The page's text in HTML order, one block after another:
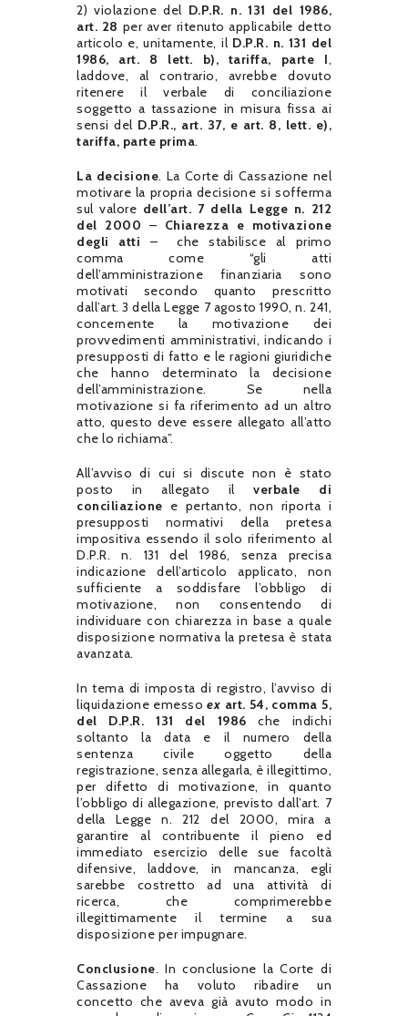
2) violazione del D.P.R. n. 131 del 1986,
art. 28 per aver ritenuto applicabile detto
articolo e, unitamente, il D.P.R. n. 131 del
1986, art. 8 lett. b), tariffa, parte I,
laddove, al contrario, avrebbe dovuto
ritenere il verbale di conciliazione
soggetto a tassazione in misura fissa ai
sensi del D.P.R., art. 37, e art. 8, lett. e),
tariffa, parte prima.
La decisione. La Corte di Cassazione nel
motivare la propria decisione si sofferma
sul valore dell’art. 7 della Legge n. 212
del 2000 – Chiarezza e motivazione
degli atti – che stabilisce al primo
comma come “gli atti
dell’amministrazione finanziaria sono
motivati secondo quanto prescritto
dall’art. 3 della Legge 7 agosto 1990, n. 241,
concernente la motivazione dei
provvedimenti amministrativi, indicando i
presupposti di fatto e le ragioni giuridiche
che hanno determinato la decisione
dell’amministrazione. Se nella
motivazione si fa riferimento ad un altro
atto, questo deve essere allegato all’atto
che lo richiama”.
All’avviso di cui si discute non è stato
posto in allegato ilverbale di
conciliazione e pertanto, non riporta i
presupposti normativi della pretesa
impositiva essendo il solo riferimento al
D.P.R. n. 131 del 1986, senza precisa
indicazione dell’articolo applicato, non
sufficiente a soddisfare l’obbligo di
motivazione, non consentendo di
individuare con chiarezza in base a quale
disposizione normativa la pretesa è stata
avanzata.
In tema di imposta di registro, l’avviso di
liquidazione emessoex art. 54, comma 5,
del D.P.R. 131 del 1986 che indichi
soltanto la data e il numero della
sentenza civile oggetto della
registrazione, senza allegarla, è illegittimo,
per difetto di motivazione, in quanto
l’obbligo di allegazione, previsto dall’art. 7
della Legge n. 212 del 2000, mira a
garantire al contribuente il pieno ed
immediato esercizio delle sue facoltà
difensive, laddove, in mancanza, egli
sarebbe costretto ad una attività di
ricerca, che comprimerebbe
illegittimamente il termine a sua
disposizione per impugnare.
Conclusione. In conclusione la Corte di
Cassazione ha voluto ribadire un
concetto che aveva già avuto modo in